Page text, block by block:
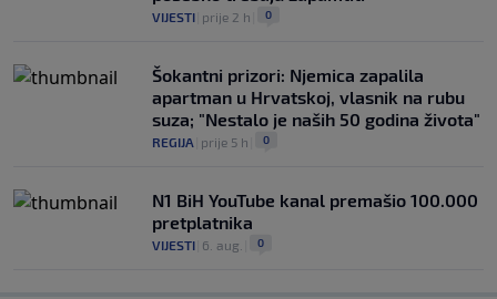
VIJESTI prije 2 h 0
Šokantni prizori: Njemica zapalila
apartman u Hrvatskoj, vlasnik na rubu
suza; "Nestalo je naših 50 godina života"
REGIJA prije 5 h 0
N1 BiH YouTube kanal premašio 100.000
pretplatnika
VIJESTI 6. aug. 0